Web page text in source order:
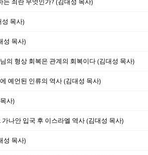
죄란 무엇인가? (김대성 목사)
목사)
성 목사)
의 형상 회복은 관계의 회복이다 (김대성 목사)
예언된 인류의 역사 (김대성 목사)
사)
나안 입국 후 이스라엘 역사 (김대성 목사)
성 목사)